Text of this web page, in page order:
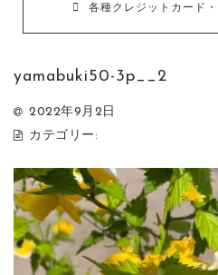
各種クレジットカード
yamabuki50-3p__2
2022年9月2日
カテゴリー: